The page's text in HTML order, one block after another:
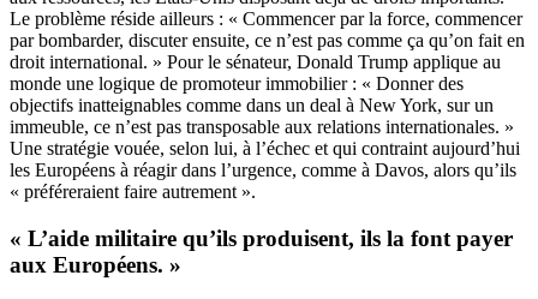
Le problème réside ailleurs : « Commencer par la force, commencer
par bombarder, discuter ensuite, ce n’est pas comme ça qu’on fait en
droit international. » Pour le sénateur, Donald Trump applique au
monde une logique de promoteur immobilier : « Donner des
objectifs inatteignables comme dans un deal à New York, sur un
immeuble, ce n’est pas transposable aux relations internationales. »
Une stratégie vouée, selon lui, à l’échec et qui contraint aujourd’hui
les Européens à réagir dans l’urgence, comme à Davos, alors qu’ils
« préféreraient faire autrement ».
« L’aide militaire qu’ils produisent, ils la font payer
aux Européens. »